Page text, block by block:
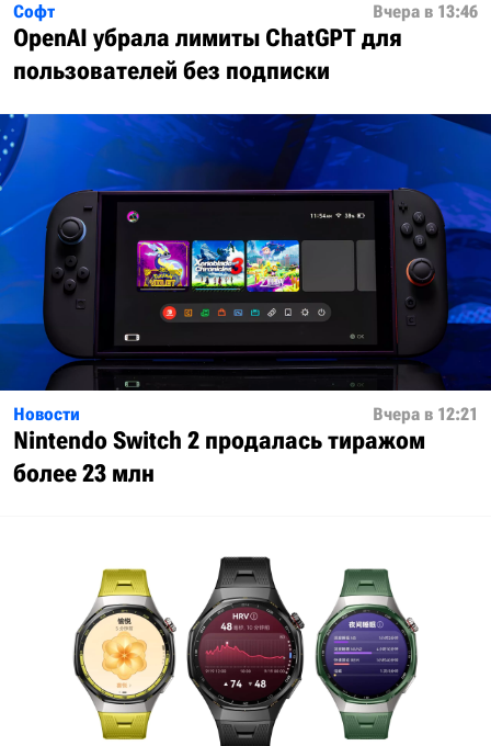
Софт Вчера в 13:46
OpenAI убрала лимиты ChatGPT для
пользователей без подписки
Новости Вчера в 12:21
Nintendo Switch 2 продалась тиражом
более 23 млн